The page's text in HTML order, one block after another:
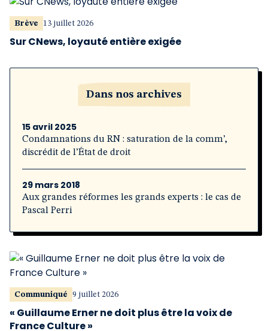
Brève 13 juillet 2026
Sur CNews, loyauté entière exigée
Dans nos archives
15 avril 2025
Condamnations du RN : saturation de la comm’,
discrédit de l’État de droit
29 mars 2018
Aux grandes réformes les grands experts : le cas de
Pascal Perri
Communiqué 9 juillet 2026
« Guillaume Erner ne doit plus être la voix de
France Culture »